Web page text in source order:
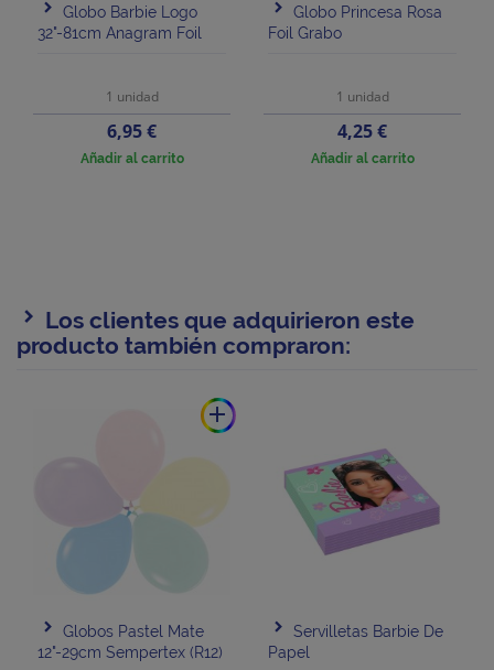
Globo Barbie Logo
32"-81cm Anagram Foil
1 unidad
Precio
6,95 €
Añadir al carrito
Globo Princesa Rosa
Foil Grabo
1 unidad
Precio
4,25 €
Añadir al carrito
Los clientes que adquirieron este
producto también compraron:
add
Globos Pastel Mate
12"-29cm Sempertex (R12)
Servilletas Barbie De
Papel